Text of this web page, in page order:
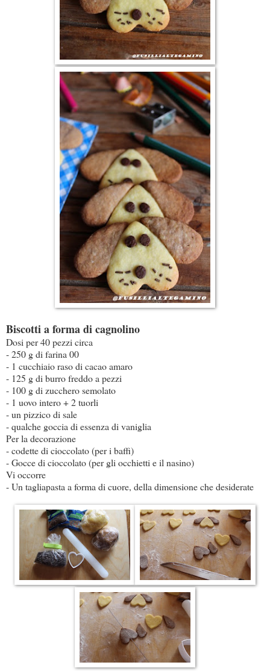
Biscotti a forma di cagnolino
Dosi per 40 pezzi circa
- 250 g di farina 00
- 1 cucchiaio raso di cacao amaro
- 125 g di burro freddo a pezzi
- 100 g di zucchero semolato
- 1 uovo intero + 2 tuorli
- un pizzico di sale
- qualche goccia di essenza di vaniglia
Per la decorazione
- codette di cioccolato (per i baffi)
- Gocce di cioccolato (per gli occhietti e il nasino)
Vi occorre
- Un tagliapasta a forma di cuore, della dimensione che desiderate